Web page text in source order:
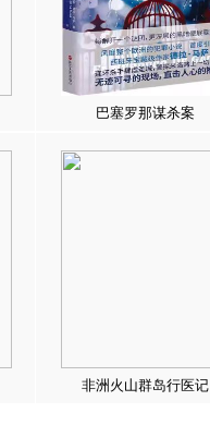
巴塞罗那谋杀案
非洲火山群岛行医记